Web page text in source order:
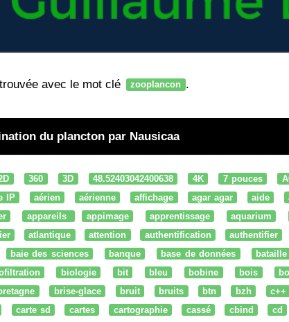
avec le mot clé zooplancon .
du plancton par Nausicaa
360 3D 48.52403042400638 4K 7 pouces
IP aérien aérienne affichage agar agar aide
appareils appimage apprentissage aquarium
atlantique attention authentification authentifier
baie des sciences banque base de données bataille
biologie bit bleu bobine bois
brise-glace bruit bruits btn bzh c++
carte sd cartes cartographie cassé cbind cd